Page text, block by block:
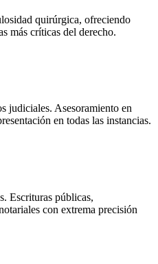
quirúrgica, ofreciendo
más críticas del derecho.
judiciales. Asesoramiento en
en todas las instancias.
Escrituras públicas,
con extrema precisión